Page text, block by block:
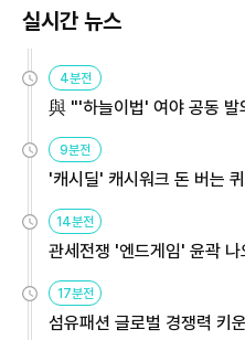
실시간 뉴스
4분전
與 "'하늘이법' 여야 공동
9분전
'캐시딜' 캐시워크 돈 버는
14분전
관세전쟁 '엔드게임' 윤곽
용해야
17분전
섬유패션 글로벌 경쟁력 키